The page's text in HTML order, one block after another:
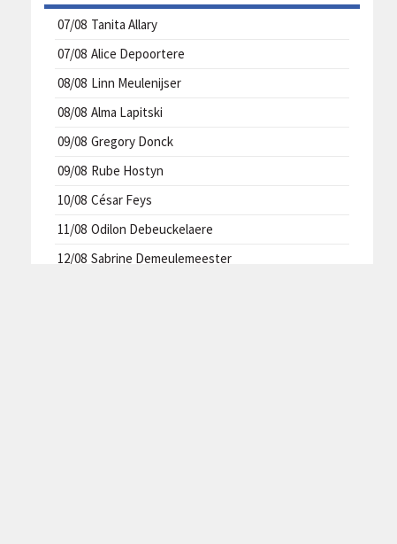
07/08 Tanita Allary
07/08 Alice Depoortere
08/08 Linn Meulenijser
08/08 Alma Lapitski
09/08 Gregory Donck
09/08 Rube Hostyn
10/08 César Feys
11/08 Odilon Debeuckelaere
12/08 Sabrine Demeulemeester